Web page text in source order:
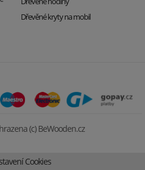
Dřevěné kryty na mobil
(c) BeWooden.cz
Cookies